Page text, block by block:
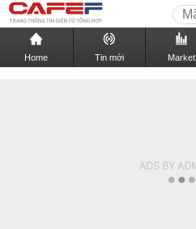
Home Tin mới Market